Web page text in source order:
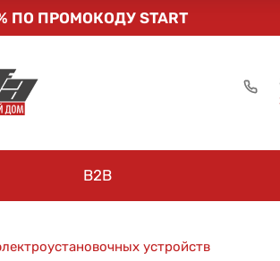
ПО ПРОМОКОДУ START
B2B
устройств